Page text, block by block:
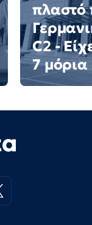
πλαστό
C2 -
7 μόρια